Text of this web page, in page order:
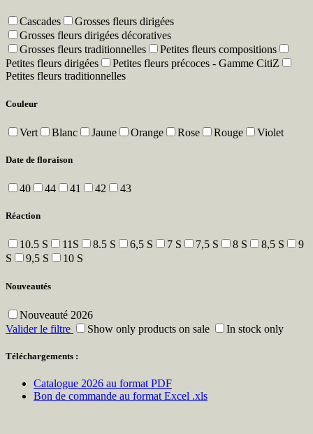
Cascades
Grosses fleurs dirigées
Grosses fleurs dirigées décoratives
Grosses fleurs traditionnelles
Petites fleurs compositions
Petites fleurs dirigées
Petites fleurs précoces - Gamme CitiZ
Petites fleurs traditionnelles
Couleur
Vert Blanc Jaune Orange Rose Rouge Violet
Date de floraison
40 44 41 42 43
Réaction
10.5 S 11S 8.5 S 6,5 S 7 S 7,5 S 8 S 8,5 S
9
S
9,5 S 10 S
Nouveautés
Nouveauté 2026
Valider le filtre
Show only products on sale In stock only
Téléchargements :
Catalogue 2026 au format PDF
Bon de commande au format Excel .xls